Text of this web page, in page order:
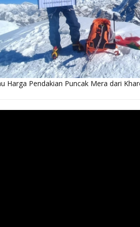
Harga Pendakian Puncak Mera dari